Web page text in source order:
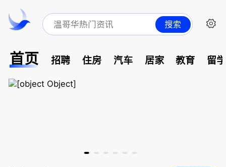
搜索
首页 招聘 住房 汽车 居家 教育 留